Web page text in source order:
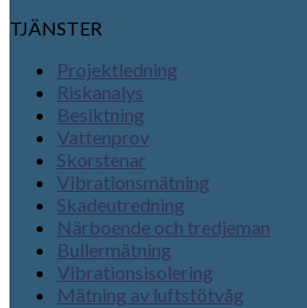
TJÄNSTER
Projektledning
Riskanalys
Besiktning
Vattenprov
Skorstenar
Vibrationsmätning
Skadeutredning
Närboende och tredjeman
Bullermätning
Vibrationsisolering
Mätning av luftstötvåg